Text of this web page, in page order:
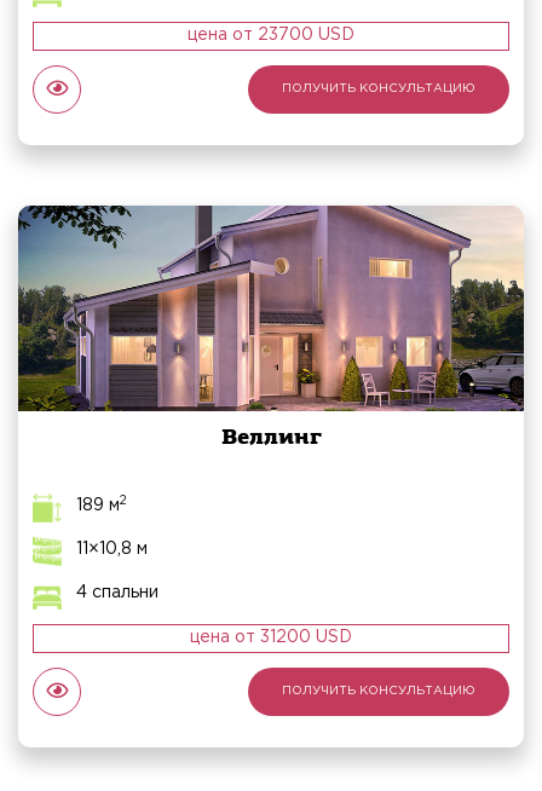
цена от 23700 USD
ПОЛУЧИТЬ КОНСУЛЬТАЦИЮ
Веллинг
189 м 2
11×10,8 м
4 спальни
цена от 31200 USD
ПОЛУЧИТЬ КОНСУЛЬТАЦИЮ